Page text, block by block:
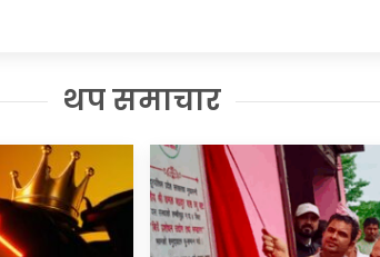
थप समाचार